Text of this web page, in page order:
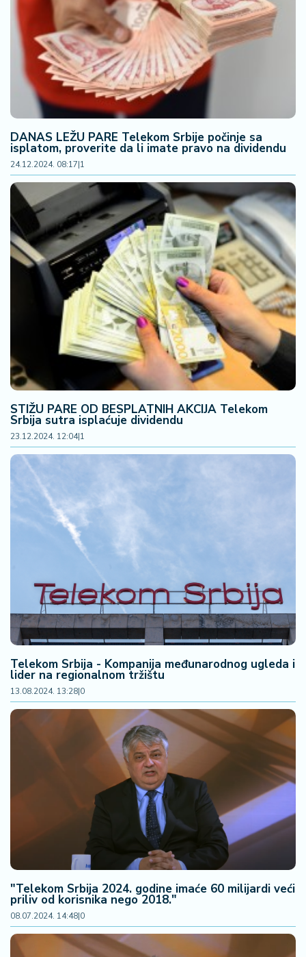
DANAS LEŽU PARE Telekom Srbije počinje sa
isplatom, proverite da li imate pravo na dividendu
24.12.2024. 08:17|1
STIŽU PARE OD BESPLATNIH AKCIJA Telekom
Srbija sutra isplaćuje dividendu
23.12.2024. 12:04|1
Telekom Srbija - Kompanija međunarodnog ugleda i
lider na regionalnom tržištu
13.08.2024. 13:28|0
"Telekom Srbija 2024. godine imaće 60 milijardi veći
priliv od korisnika nego 2018."
08.07.2024. 14:48|0